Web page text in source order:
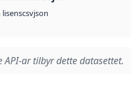
lisenscsvjson
API-ar tilbyr dette datasettet.